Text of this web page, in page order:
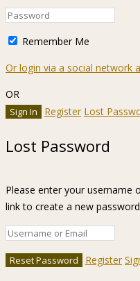
Remember Me
Or login via a social network
OR
Register Lost
Lost Password
Please enter your username
link to create a new
Register